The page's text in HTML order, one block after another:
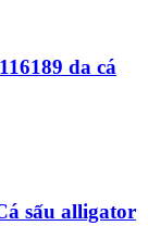
da cá
sấu alligator